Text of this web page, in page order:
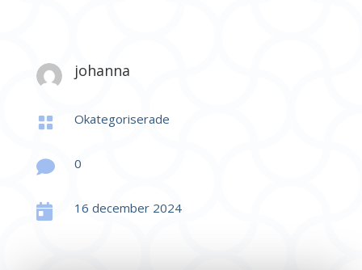
johanna
 Okategoriserade
 0
 16 december 2024